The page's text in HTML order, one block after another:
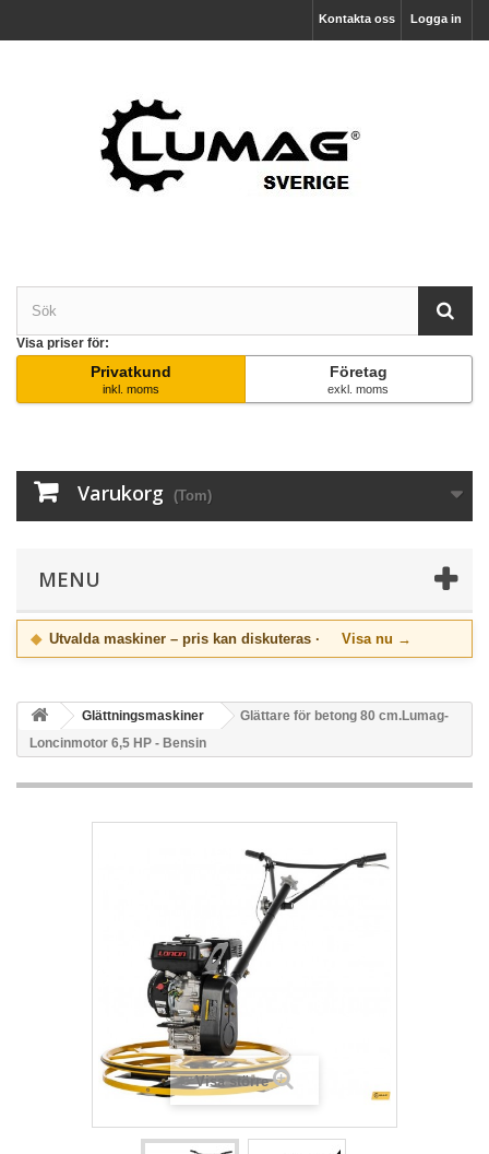
Logga in
Kontakta oss
Visa priser för:
Privatkund
inkl. moms
Företag
exkl. moms
Varukorg (Tom)
MENU
◆ Utvalda maskiner – pris kan diskuteras · Visa nu →
Glättningsmaskiner
Glättare för betong 80 cm.Lumag-
Loncinmotor 6,5 HP - Bensin
Visa större